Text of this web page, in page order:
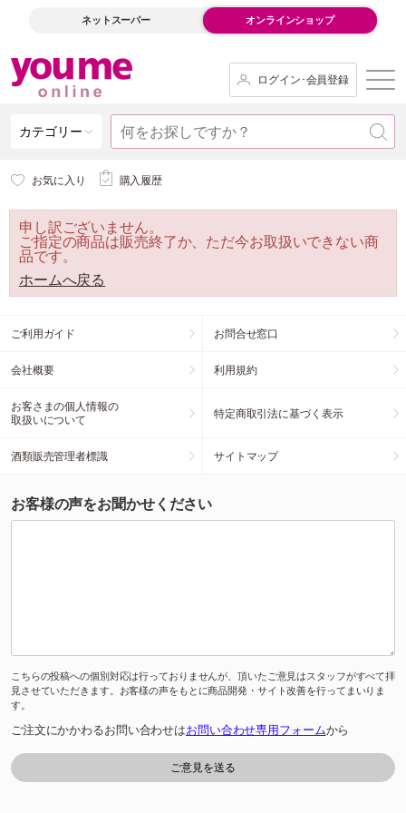
ネットスーパー オンラインショップ
ログイン･会員登録
カテゴリー
お気に入り 購入履歴
申し訳ございません。
ご指定の商品は販売終了か、ただ今お取扱いできない商
品です。
ホームへ戻る
ご利用ガイド お問合せ窓口
会社概要 利用規約
お客さまの個人情報の
取扱いについて
特定商取引法に基づく表示
酒類販売管理者標識 サイトマップ
お客様の声をお聞かせください
こちらの投稿への個別対応は行っておりませんが、頂いたご意見はスタッフがすべて拝
見させていただきます。お客様の声をもとに商品開発・サイト改善を行ってまいりま
す。
ご注文にかかわるお問い合わせはお問い合わせ専用フォームから